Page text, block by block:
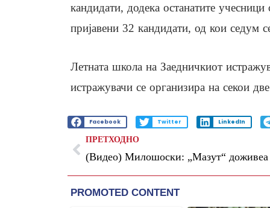
кандидати, додека останатите
пријавени 32 кандидати, од кои седум
Летната школа на Заедничкиот
истражувачи се организира на секои
Facebook Twitter LinkedIn
ПРЕТХОДНО